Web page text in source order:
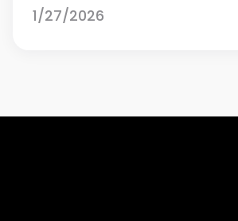
1/27/2026